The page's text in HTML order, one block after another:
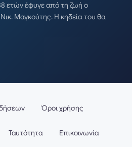
ετών έφυγε από τη ζωή ο
Νικ. Μαγκούτης. Η κηδεία του θα
Όροι χρήσης
Ταυτότητα Επικοινωνία